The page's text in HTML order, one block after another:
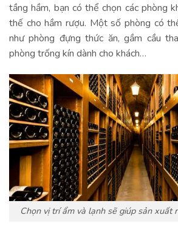
tầng hầm, bạn có thể chọn các phòng
thế cho hầm rượu. Một số phòng có
như phòng đựng thức ăn, gầm cầu
phòng trống kín dành cho khách…
Chọn vị trí ẩm và lạnh sẽ giúp sản xuất